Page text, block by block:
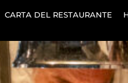
CARTA DEL RESTAURANTE